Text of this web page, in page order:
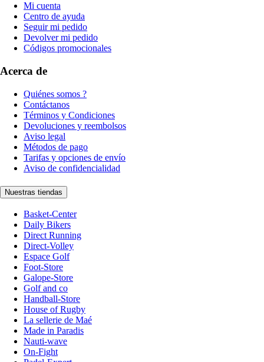
Mi cuenta
Centro de ayuda
Seguir mi pedido
Devolver mi pedido
Códigos promocionales
Acerca de
Quiénes somos ?
Contáctanos
Términos y Condiciones
Devoluciones y reembolsos
Aviso legal
Métodos de pago
Tarifas y opciones de envío
Aviso de confidencialidad
Nuestras tiendas
Basket-Center
Daily Bikers
Direct Running
Direct-Volley
Espace Golf
Foot-Store
Galope-Store
Golf and co
Handball-Store
House of Rugby
La sellerie de Maé
Made in Paradis
Nauti-wave
On-Fight